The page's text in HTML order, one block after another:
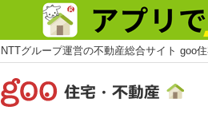
NTTグループ運営の不動産総合サイト goo